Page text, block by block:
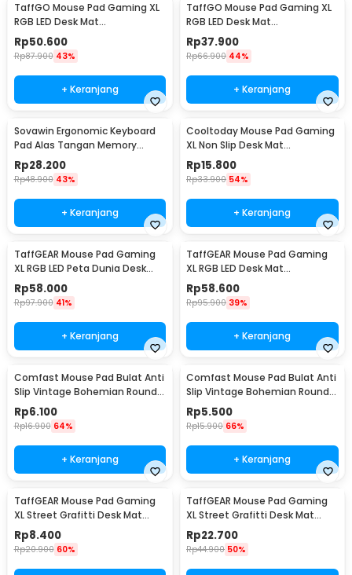
TaffGO Mouse Pad Gaming XL
RGB LED Desk Mat
300x800x4mm
Rp50.600
Rp87.900 43%
+ Keranjang
TaffGO Mouse Pad Gaming XL
RGB LED Desk Mat
250x300x4mm
Rp37.900
Rp66.900 44%
+ Keranjang
Sovawin Ergonomic Keyboard
Pad Alas Tangan Memory
Foam - SH-023
Rp28.200
Rp48.900 43%
+ Keranjang
Cooltoday Mouse Pad Gaming
XL Non Slip Desk Mat
800x300x2mm - LN001
Rp15.800
Rp33.900 54%
+ Keranjang
TaffGEAR Mouse Pad Gaming
XL RGB LED Peta Dunia Desk
Mat 300x700x4mm - GMS-
WT-5
Rp58.000
Rp97.900 41%
+ Keranjang
TaffGEAR Mouse Pad Gaming
XL RGB LED Desk Mat
900x300x4mm 300x900x4mm
- RGB-01
Rp58.600
Rp95.900 39%
+ Keranjang
Comfast Mouse Pad Bulat Anti
Slip Vintage Bohemian Round
200x200x3mm Gray Moroccan
Floral
Rp6.100
Rp16.900 64%
+ Keranjang
Comfast Mouse Pad Bulat Anti
Slip Vintage Bohemian Round
200x200x3mm Blue Moroccan
Floral
Rp5.500
Rp15.900 66%
+ Keranjang
TaffGEAR Mouse Pad Gaming
XL Street Grafitti Desk Mat
300x250x3mm - EI25
Rp8.400
Rp20.900 60%
TaffGEAR Mouse Pad Gaming
XL Street Grafitti Desk Mat
800x300x3mm - EI25
Rp22.700
Rp44.900 50%